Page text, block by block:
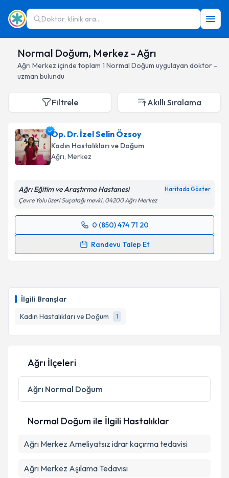
Doktor, klinik ara...
Normal Doğum, Merkez - Ağrı
Ağrı Merkez içinde toplam 1 Normal Doğum uygulayan doktor -
uzman bulundu
İlgili Branşlar
Kadın Hastalıkları ve Doğum
1
Filtrele Akıllı Sıralama
Op. Dr. İzel Selin Özsoy
Kadın Hastalıkları ve Doğum
Ağrı, Merkez
Ağrı Eğitim ve Araştırma Hastanesi Haritada Göster
Çevre Yolu üzeri Suçatağı mevki, 04200 Ağrı Merkez
0 (850) 474 71 20
Randevu Talep Et
Randevu Takvimi Talebi
E-posta Adresiniz
Metni'ni okudum ve kişisel verilerimin belirtilen
kapsamda işlenmesini kabul ediyorum.
Ağrı İlçeleri
Ağrı Normal Doğum
Normal Doğum ile İlgili Hastalıklar
Ağrı Merkez Ameliyatsız idrar kaçırma tedavisi
Ağrı Merkez Aşılama Tedavisi